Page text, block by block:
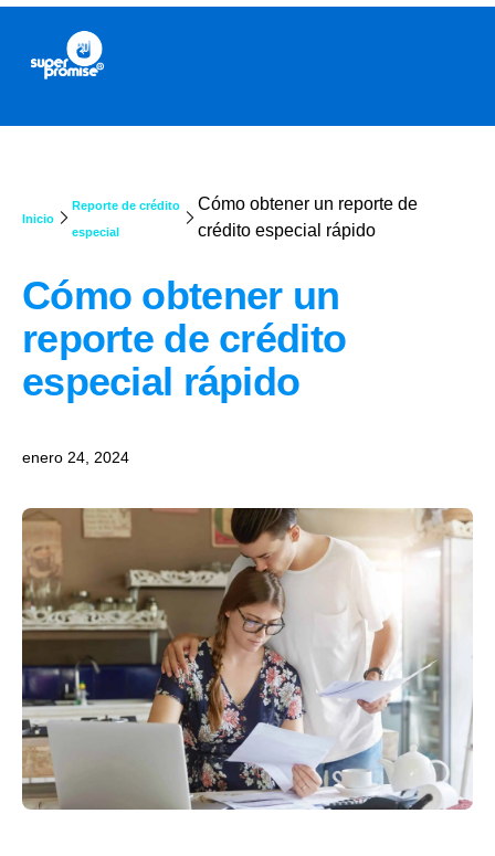
Inicio
Reporte de crédito
especial
Cómo obtener un reporte de
crédito especial rápido
Cómo obtener un
reporte de crédito
especial rápido
enero 24, 2024